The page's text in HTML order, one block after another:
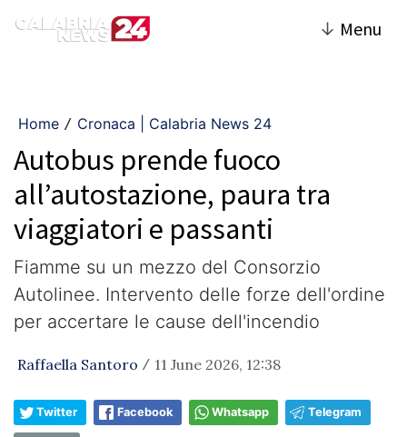
↓ Menu
Home / Cronaca | Calabria News 24
Autobus prende fuoco
all’autostazione, paura tra
viaggiatori e passanti
Fiamme su un mezzo del Consorzio
Autolinee. Intervento delle forze dell'ordine
per accertare le cause dell'incendio
Raffaella Santoro / 11 June 2026, 12:38
Twitter Facebook Whatsapp Telegram